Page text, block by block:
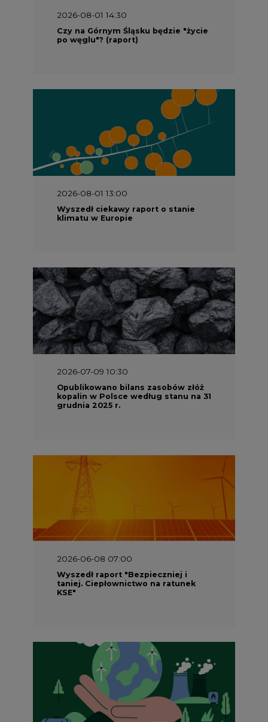
2026-08-01 14:30
Czy na Górnym Śląsku będzie "życie
po węglu"? (raport)
2026-08-01 13:00
Wyszedł ciekawy raport o stanie
klimatu w Europie
2026-07-09 10:30
Opublikowano bilans zasobów złóż
kopalin w Polsce według stanu na 31
grudnia 2025 r.
2026-06-08 07:00
Wyszedł raport "Bezpieczniej i
taniej. Ciepłownictwo na ratunek
KSE"